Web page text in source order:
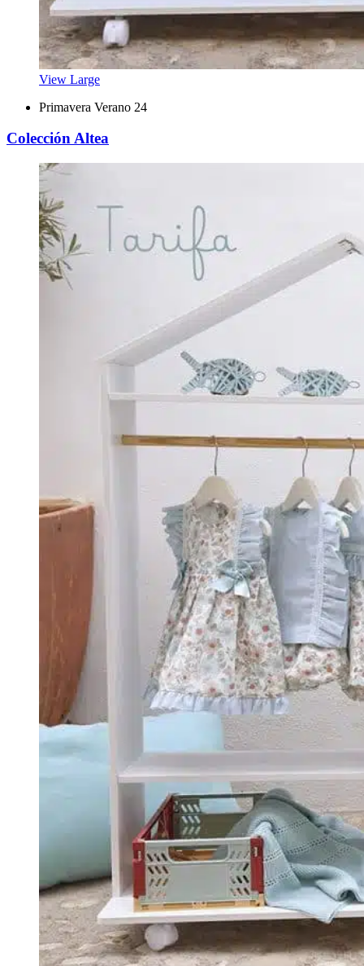
View Large
Primavera Verano 24
Colección Altea